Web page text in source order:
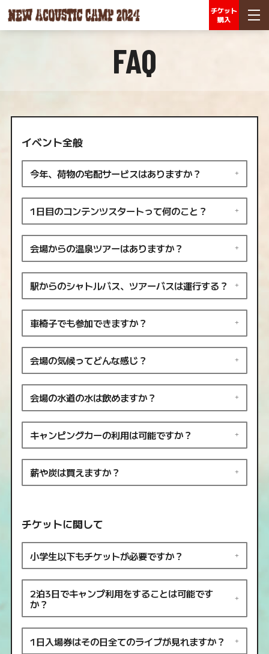
チケット
購入
FAQ
イベント全般
今年、荷物の宅配サービスはありますか？
1日目のコンテンツスタートって何のこと？
会場からの温泉ツアーはありますか？
駅からのシャトルバス、ツアーバスは運行する？
車椅子でも参加できますか？
会場の気候ってどんな感じ？
会場の水道の水は飲めますか？
キャンピングカーの利用は可能ですか？
薪や炭は買えますか？
チケットに関して
小学生以下もチケットが必要ですか？
2泊3日でキャンプ利用をすることは可能です
か？
1日入場券はその日全てのライブが見れますか？